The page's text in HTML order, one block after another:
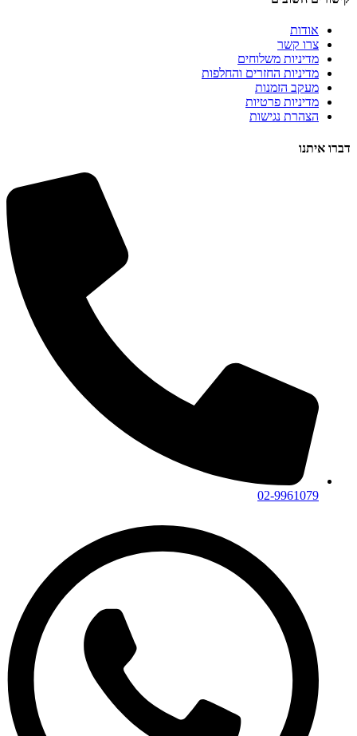
אודות
צרו קשר
מדיניות משלוחים
מדיניות החזרים והחלפות
מעקב הזמנות
מדיניות פרטיות
הצהרת נגישות
דברו איתנו
02-9961079